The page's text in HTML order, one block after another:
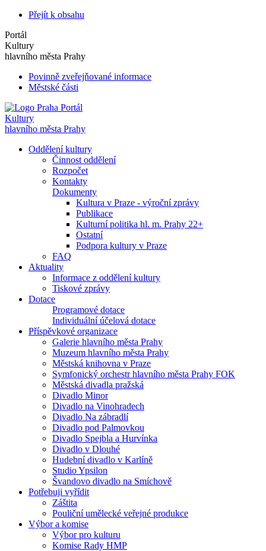
Přejít k obsahu
Portál
Kultury
hlavního města Prahy
Povinně zveřejňované informace
Městské části
Portál
Kultury
hlavního města Prahy
Oddělení kultury
Činnost oddělení
Rozpočet
Kontakty
Dokumenty
Kultura v Praze - výroční zprávy
Publikace
Kulturní politika hl. m. Prahy 22+
Ostatní
Podpora kultury v Praze
FAQ
Aktuality
Informace z oddělení kultury
Tiskové zprávy
Dotace
Programové dotace
Individuální účelová dotace
Příspěvkové organizace
Galerie hlavního města Prahy
Muzeum hlavního města Prahy
Městská knihovna v Praze
Symfonický orchestr hlavního města Prahy FOK
Městská divadla pražská
Divadlo Minor
Divadlo na Vinohradech
Divadlo Na zábradlí
Divadlo pod Palmovkou
Divadlo Spejbla a Hurvínka
Divadlo v Dlouhé
Hudební divadlo v Karlíně
Studio Ypsilon
Švandovo divadlo na Smíchově
Potřebuji vyřídit
Záštita
Pouliční umělecké veřejné produkce
Výbor a komise
Výbor pro kulturu
Komise Rady HMP